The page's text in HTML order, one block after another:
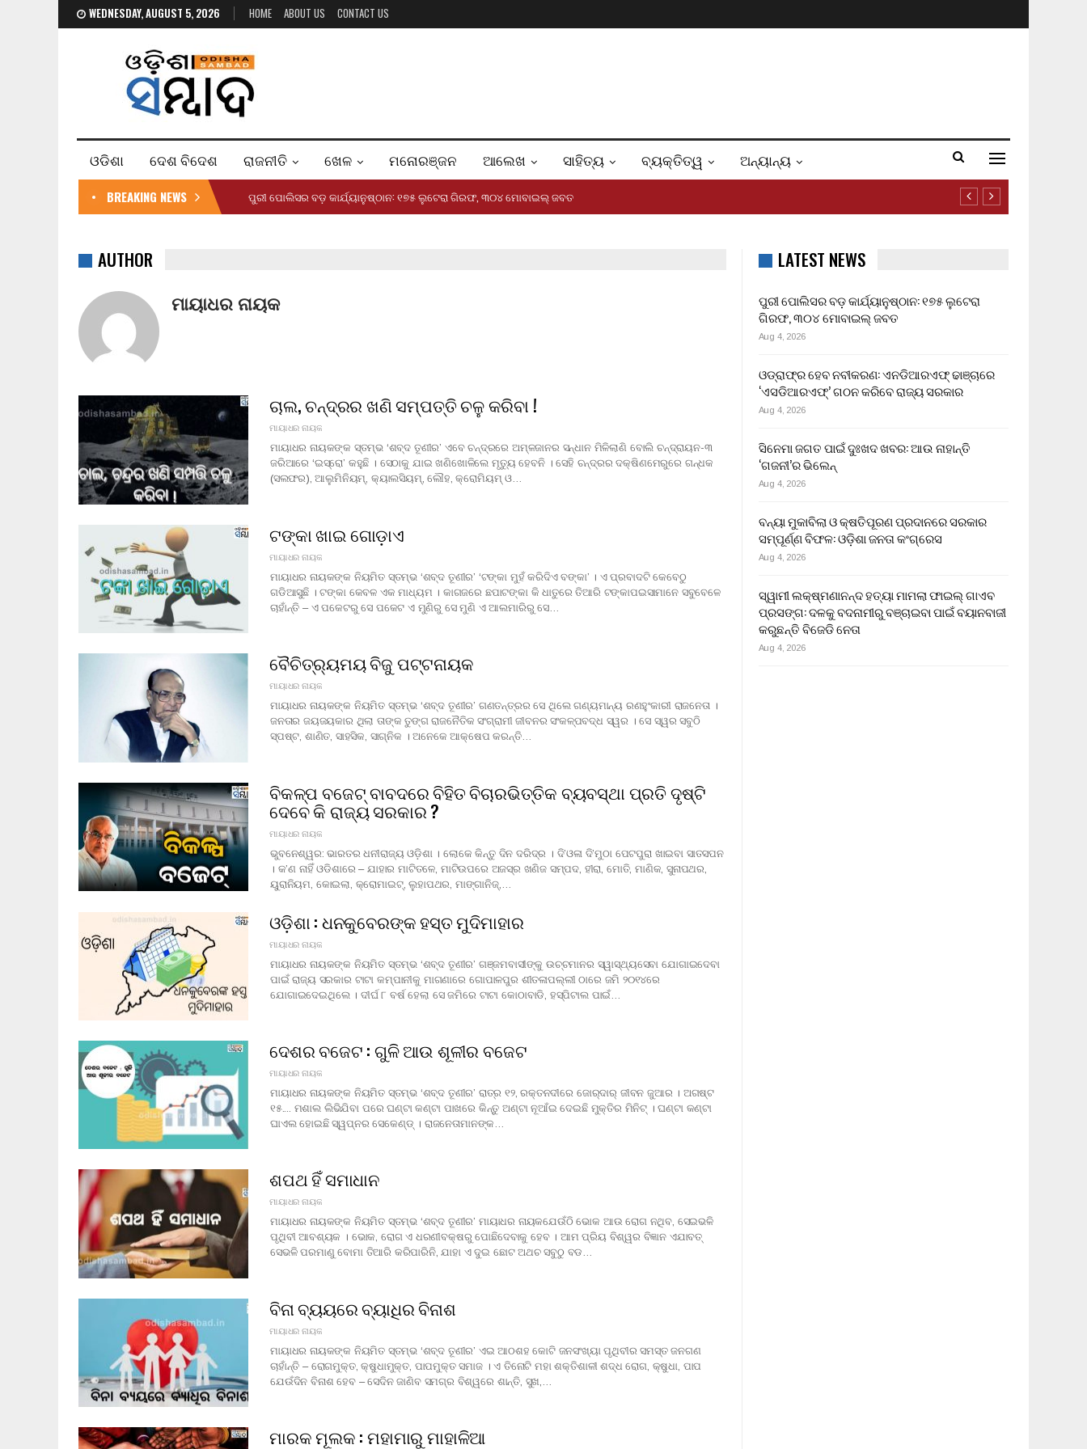
WEDNESDAY, AUGUST 5, 2026 HOME ABOUT US CONTACT US
ଓଡିଶା ଦେଶ ବିଦେଶ ରାଜନୀତି ଖେଳ ମନୋରଞ୍ଜନ ଆଲେଖ ସାହିତ୍ୟ ବ୍ୟକ୍ତିତ୍ୱ ଅନ୍ୟାନ୍ୟ
BREAKING NEWS ପୁରୀ ପୋଲିସର ବଡ଼ କାର୍ଯ୍ୟାନୁଷ୍ଠାନ: ୧୭୫ ଲୁଟେରା ଗିରଫ, ୩୦୪ ମୋବାଇଲ୍ ଜବତ
AUTHOR
ମାୟାଧର ନାୟକ
ଚାଲ, ଚନ୍ଦ୍ରର ଖଣି ସମ୍ପତ୍ତି ଚଳୁ କରିବା !
ମାୟାଧର ନାୟକ
ମାୟାଧର ନାୟକଙ୍କ ସ୍ତମ୍ଭ ‘ଶବ୍ଦ ତୂଣୀର’ ଏବେ ଚନ୍ଦ୍ରରେ ଅମ୍ଳଜାନର ସନ୍ଧାନ ମିଳିଲାଣି ବୋଲି ଚନ୍ଦ୍ରାୟନ-୩
ଜରିଆରେ ‘ଇସ୍ରୋ’ କହୁଛି । ସେଠାକୁ ଯାଇ ଖଣିଖୋଳିଲେ ମୃତ୍ୟୁ ହେବନି । ସେହି ଚନ୍ଦ୍ରର ଦକ୍ଷିଣମେରୁରେ ଗନ୍ଧକ
(ସଲଫର), ଆଲୁମିନିୟମ୍‍, କ୍ୟାଲସିୟମ୍‍, ଲୌହ, କ୍ରୋମିୟମ୍‍ ଓ…
ଟଙ୍କା ଖାଇ ଗୋଡ଼ାଏ
ମାୟାଧର ନାୟକ
ମାୟାଧର ନାୟକଙ୍କ ନିୟମିତ ସ୍ତମ୍ଭ ‘ଶବ୍ଦ ତୂଣୀର’ ‘ଟଙ୍କା ମୁହଁ କରିଦିଏ ବଙ୍କା’ । ଏ ପ୍ରବାଦଟି କେବେଠୁ
ଗଡିଆସୁଛି । ଟଙ୍କା କେବଳ ଏକ ମାଧ୍ୟମ । କାଗଜରେ ଛପାଟଙ୍କା କି ଧାତୁରେ ତିଆରି ଟଙ୍କାପଇସାମାନେ ସବୁବେଳେ
ଚାହାଁନ୍ତି – ଏ ପକେଟରୁ ସେ ପକେଟ ଏ ମୁଣିରୁ ସେ ମୁଣି ଏ ଆଲମାରିରୁ ସେ…
ବୈଚିତ୍ର୍ୟମୟ ବିଜୁ ପଟ୍ଟନାୟକ
ମାୟାଧର ନାୟକ
ମାୟାଧର ନାୟକଙ୍କ ନିୟମିତ ସ୍ତମ୍ଭ ‘ଶବ୍ଦ ତୂଣୀର’ ଗଣତନ୍ତ୍ରର ସେ ଥିଲେ ଗଣ୍ୟମାନ୍ୟ ରଣହୁଂକାରୀ ରାଜନେତା ।
ଜନତାର ଜୟଜୟକାର ଥିଲା ତାଙ୍କ ତୁଙ୍ଗ ରାଜନୈତିକ ସଂଗ୍ରାମୀ ଜୀବନର ସଂକଳ୍ପବଦ୍ଧ ସ୍ୱର । ସେ ସ୍ୱର ସବୁଠି
ସ୍ପଷ୍ଟ, ଶାଣିତ, ସାହସିକ, ସାଗ୍ନିକ । ଅନେକେ ଆକ୍ଷେପ କରନ୍ତି…
ବିକଳ୍ପ ବଜେଟ୍‍ ବାବଦରେ ବିହିତ ବିଚାରଭିତ୍ତିକ ବ୍ୟବସ୍ଥା ପ୍ରତି ଦୃଷ୍ଟି
ଦେବେ କି ରାଜ୍ୟ ସରକାର ?
ମାୟାଧର ନାୟକ
ଭୁବନେଶ୍ୱର: ଭାରତର ଧନୀରାଜ୍ୟ ଓଡ଼ିଶା । ଲୋକେ କିନ୍ତୁ ଦିନ ଦରିଦ୍ର । ଦି’ଓଳା ଦି’ମୁଠା ପେଟପୁରା ଖାଇବା ସାତସପନ
। କ’ଣ ନାହିଁ ଓଡିଶାରେ – ଯାହାର ମାଟିତଳେ, ମାଟିଉପରେ ଅଜସ୍ର ଖଣିଜ ସମ୍ପଦ, ହୀରା, ମୋତି, ମାଣିକ, ସୁନାପଥର,
ୟୁରାନିୟମ, କୋଇଲା, କ୍ରୋମାଇଟ୍‍, ଲୁହାପଥର, ମାଙ୍ଗାନିଜ୍‍,…
ଓଡ଼ିଶା : ଧନକୁବେରଙ୍କ ହସ୍ତ ମୁଦିମାହାର
ମାୟାଧର ନାୟକ
ମାୟାଧର ନାୟକଙ୍କ ନିୟମିତ ସ୍ତମ୍ଭ ‘ଶବ୍ଦ ତୂଣୀର’ ଗଞ୍ଜମବାସୀଙ୍କୁ ଉଚ୍ଚମାନର ସ୍ୱାସ୍ଥ୍ୟସେବା ଯୋଗାଇଦେବା
ପାଇଁ ରାଜ୍ୟ ସରକାର ଟାଟା କମ୍ପାନୀକୁ ମାଗଣାରେ ଗୋପାଳପୁର ଶୀତଳାପଲ୍ଲୀ ଠାରେ ଜମି ୨୦୧୪ରେ
ଯୋଗାଇଦେଇଥିଲେ । ଦୀର୍ଘ ୮ ବର୍ଷ ହେଲା ସେ ଜମିରେ ଟାଟା କୋଠାବାଡି, ହସ୍‍ପିଟାଲ ପାଇଁ…
ଦେଶର ବଜେଟ : ଗୁଳି ଆଉ ଶୂଳୀର ବଜେଟ
ମାୟାଧର ନାୟକ
ମାୟାଧର ନାୟକଙ୍କ ନିୟମିତ ସ୍ତମ୍ଭ ‘ଶବ୍ଦ ତୂଣୀର’ ରାତ୍ର ୧୨, ରକ୍ତନଦୀରେ ଜୋର୍‍ଦାର୍‍ ଜୀବନ ଜୁଆର । ଅଗଷ୍ଟ
୧୫.... ମଶାଲ ଲିଭିଯିବା ପରେ ଘଣ୍ଟା କଣ୍ଟା ପାଖରେ କିନ୍ତୁ ଅଣ୍ଟା ନୂଆଁଇ ଦେଇଛି ମୁକ୍ତିର ମିନିଟ୍ । ଘଣ୍ଟା କଣ୍ଟା
ଘାଏଲ ହୋଇଛି ସ୍ୱପ୍ନର ସେକେଣ୍ଡ୍ । ରାଜନେତାମାନଙ୍କ…
ଶପଥ ହିଁ ସମାଧାନ
ମାୟାଧର ନାୟକ
ମାୟାଧର ନାୟକଙ୍କ ନିୟମିତ ସ୍ତମ୍ଭ ‘ଶବ୍ଦ ତୂଣୀର’ ମାୟାଧର ନାୟକଯେଉଁଠି ଭୋକ ଆଉ ରୋଗ ନଥିବ, ସେଇଭଳି
ପୃଥିବୀ ଆବଶ୍ୟକ । ଭୋକ, ରୋଗ ଏ ଧରଣୀବକ୍ଷରୁ ପୋଛିଦେବାକୁ ହେବ । ଆମ ପ୍ରିୟ ବିଶ୍ୱର ବିଜ୍ଞାନ ଏଯାବତ୍‍
ସେଭଳି ପରମାଣୁ ବୋମା ତିଆରି କରିପାରିନି, ଯାହା ଏ ଦୁଇ ଛୋଟ ଅଥଚ ସବୁଠୁ ବଡ…
ବିନା ବ୍ୟୟରେ ବ୍ୟାଧିର ବିନାଶ
ମାୟାଧର ନାୟକ
ମାୟାଧର ନାୟକଙ୍କ ନିୟମିତ ସ୍ତମ୍ଭ ‘ଶବ୍ଦ ତୂଣୀର’ ଏଇ ଆଠଶହ କୋଟି ଜନସଂଖ୍ୟା ପୃଥିବୀର ସମସ୍ତ ଜନଗଣ
ଚାହାଁନ୍ତି – ରୋଗମୁକ୍ତ, କ୍ଷୁଧାମୁକ୍ତ, ପାପମୁକ୍ତ ସମାଜ । ଏ ତିନୋଟି ମହା ଶକ୍ତିଶାଳୀ ଶଦ୍ଧ ରୋଗ, କ୍ଷୁଧା, ପାପ
ଯେଉଁଦିନ ବିନାଶ ହେବ – ସେଦିନ ଜାଣିବ ସମଗ୍ର ବିଶ୍ୱରେ ଶାନ୍ତି, ସୁଖ,…
ମାରକ ମୂଲକ : ମହାମାରୁ ମାହାଳିଆ
LATEST NEWS
ପୁରୀ ପୋଲିସର ବଡ଼ କାର୍ଯ୍ୟାନୁଷ୍ଠାନ: ୧୭୫ ଲୁଟେରା
ଗିରଫ, ୩୦୪ ମୋବାଇଲ୍ ଜବତ
Aug 4, 2026
ଓଡ୍ରାଫ୍‌ର ହେବ ନବୀକରଣ: ଏନଡିଆରଏଫ୍ ଢାଞ୍ଚାରେ
‘ଏସଡିଆରଏଫ୍’ ଗଠନ କରିବେ ରାଜ୍ୟ ସରକାର
Aug 4, 2026
ସିନେମା ଜଗତ ପାଇଁ ଦୁଃଖଦ ଖବର: ଆଉ ନାହାନ୍ତି
‘ଗଜନୀ’ର ଭିଲେନ୍
Aug 4, 2026
ବନ୍ୟା ମୁକାବିଲା ଓ କ୍ଷତିପୂରଣ ପ୍ରଦାନରେ ସରକାର
ସମ୍ପୂର୍ଣ୍ଣ ବିଫଳ: ଓଡ଼ିଶା ଜନତା କଂଗ୍ରେସ
Aug 4, 2026
ସ୍ୱାମୀ ଲକ୍ଷ୍ମଣାନନ୍ଦ ହତ୍ୟା ମାମଲା ଫାଇଲ୍ ଗାଏବ
ପ୍ରସଙ୍ଗ: ଦଳକୁ ବଦନାମୀରୁ ବଞ୍ଚାଇବା ପାଇଁ ବୟାନବାଜୀ
କରୁଛନ୍ତି ବିଜେଡି ନେତା
Aug 4, 2026